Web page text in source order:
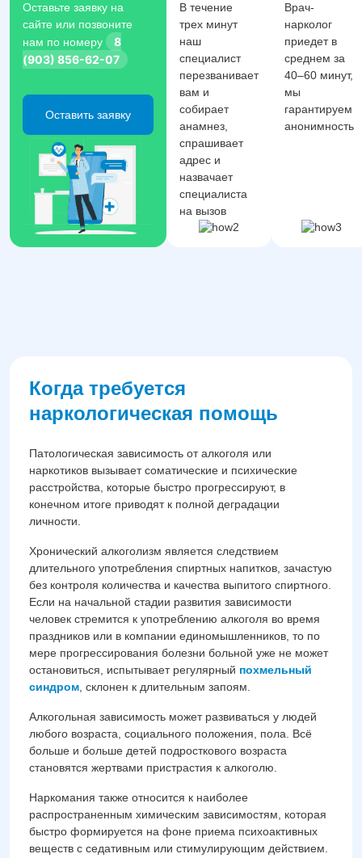
Оставьте заявку на
сайте или позвоните
нам по номеру
8
(903) 856-62-07
Оставить заявку
В течение
трех минут
наш
специалист
перезванивает
вам и
собирает
анамнез,
спрашивает
адрес и
назвачает
специалиста
на вызов
Врач-
нарколог
приедет в
среднем за
40–60 минут,
мы
гарантируем
анонимность
Когда требуется
наркологическая помощь
Патологическая зависимость от алкоголя или
наркотиков вызывает соматические и психические
расстройства, которые быстро прогрессируют, в
конечном итоге приводят к полной деградации
личности.
Хронический алкоголизм является следствием
длительного употребления спиртных напитков, зачастую
без контроля количества и качества выпитого спиртного.
Если на начальной стадии развития зависимости
человек стремится к употреблению алкоголя во время
праздников или в компании единомышленников, то по
мере прогрессирования болезни больной уже не может
остановиться, испытывает регулярный похмельный
синдром , склонен к длительным запоям.
Алкогольная зависимость может развиваться у людей
любого возраста, социального положения, пола. Всё
больше и больше детей подросткового возраста
становятся жертвами пристрастия к алкоголю.
Наркомания также относится к наиболее
распространенным химическим зависимостям, которая
быстро формируется на фоне приема психоактивных
веществ с седативным или стимулирующим действием.